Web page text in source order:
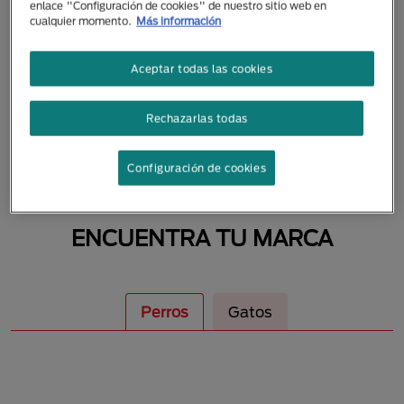
MASCOTAS
ENCUENTRA TU MARCA
Perros Gatos
enlace "Configuración de cookies" de nuestro sitio web en
cualquier momento.
Más información
Rechazarlas todas
Aceptar todas las cookies
Configuración de cookies